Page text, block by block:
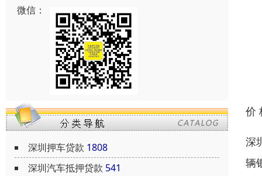
微信：
深圳押车贷款 1808
深圳汽车抵押贷款 541
价
深
辆